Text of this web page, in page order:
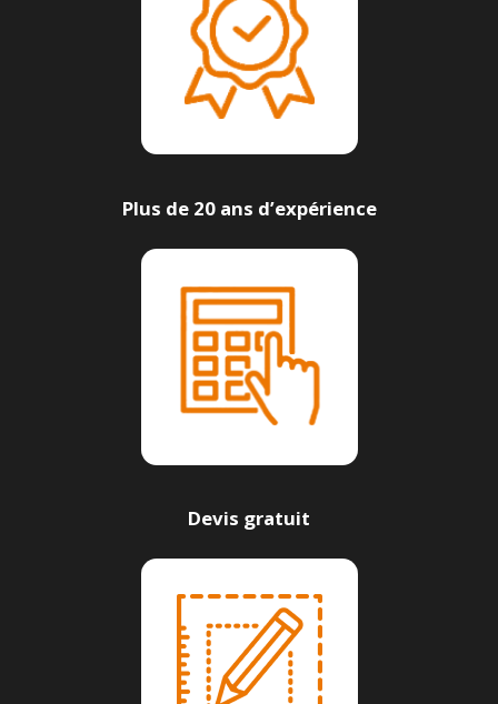
Plus de 20 ans d’expérience
Devis gratuit